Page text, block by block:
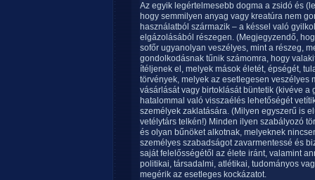
Az egyik legértelmesebb dogma a zsidó és
hogy semmilyen anyag vagy kreatúra nem
használatból származik – a késsel való
elgázolásából részegen. (Megjegyzendő,
sofőr ugyanolyan veszélyes, mint a részeg,
gondolkodásnak tűnik számomra, hogy
ítéljenek el, melyek mások életét, épségét,
törvények, melyek az esetlegesen
vásárlását vagy birtoklását büntetik (kivéve
hatalommal való visszaélés lehetőségét
személyek zaklatására. (Milyen egyszerű is
vetélytárs telkén!) Minden ilyen szabályozó
és olyan bűnöket alkotnak, melyeknek
személyes szabadságot zavarmentessé és
saját felelősségétől az élete iránt, valamint
politikai, társadalmi, atlétikai, tudományos
megérik az esetleges kockázatot.